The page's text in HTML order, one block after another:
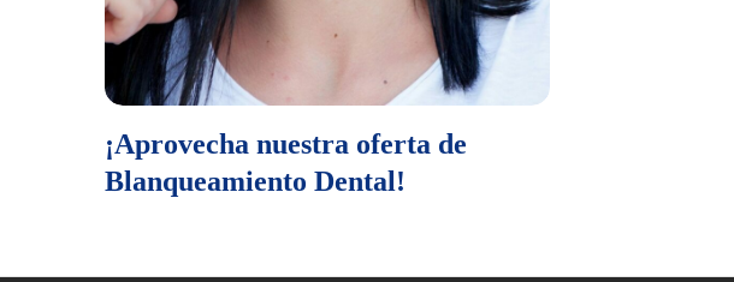
¡Aprovecha nuestra oferta de
Blanqueamiento Dental!